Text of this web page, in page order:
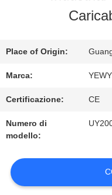
FABBRICA
DI
QUALITÀ
CONTATTICI
Place of Origin:
Marca: YEWY
Certificazione: CE
Numero di
modello: